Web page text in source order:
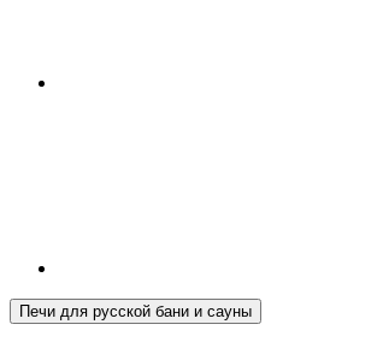
Печи для русской бани и сауны